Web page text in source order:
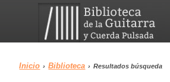
Inicio › Biblioteca › Resultados búsqueda